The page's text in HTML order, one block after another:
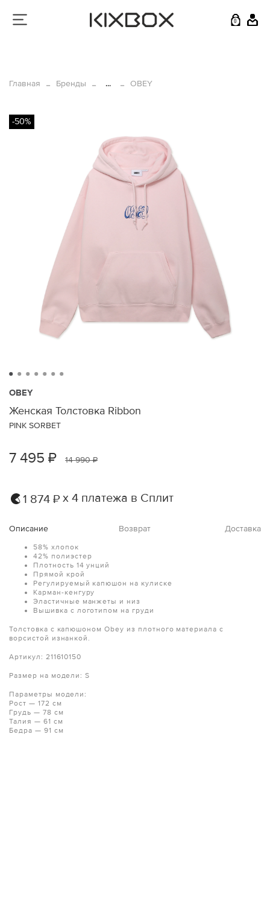
0
Главная Бренды ... OBEY
-50%
OBEY
Женская Толстовка Ribbon
PINK SORBET
7 495 ₽ 14 990 ₽
1 874 ₽ х 4 платежа в Сплит
Описание Возврат Доставка
58% хлопок
42% полиэстер
Плотность 14 унций
Прямой крой
Регулируемый капюшон на кулиске
Карман-кенгуру
Эластичные манжеты и низ
Вышивка с логотипом на груди
Толстовка с капюшоном Obey из плотного материала с
ворсистой изнанкой.
Артикул: 211610150
Размер на модели: S
Параметры модели:
Рост — 172 см
Грудь — 78 см
Талия — 61 см
Бедра — 91 см